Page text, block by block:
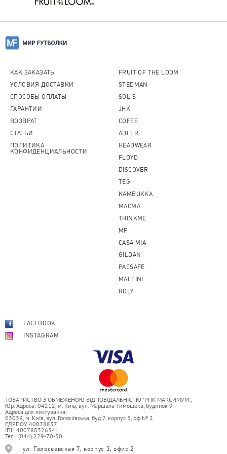
КАК ЗАКАЗАТЬ
УСЛОВИЯ ДОСТАВКИ
СПОСОБЫ ОПЛАТЫ
ГАРАНТИИ
ВОЗВРАТ
СТАТЬИ
ПОЛИТИКА
КОНФИДЕНЦИАЛЬНОСТИ
FRUIT OF THE LOOM
STEDMAN
SOL'S
JHK
COFEE
ADLER
HEADWEAR
FLOYD
DISCOVER
TEG
KAMBUKKA
MACMA
THINKME
MF
CASA MIA
GILDAN
PACSAFE
MALFINI
ROLY
FACEBOOK
INSTAGRAM
ТОВАРИСТВО З ОБМЕЖЕНОЮ ВІДПОВІДАЛЬНІСТЮ “РПК МАКСИМУМ”,
Юр. Адреса: 04212, м. Київ, вул. Маршала Тимошека, будинок 9
Адреса для листування:
03039, м. Київ, вул. Голосіївська, буд 7, корпус 3, оф.№ 2.
ЕДРПОУ 40078837
ІПН 400788326541
Тел.: (044) 229-70-30
ул. Голосеевская 7, корпус 3, офис 2